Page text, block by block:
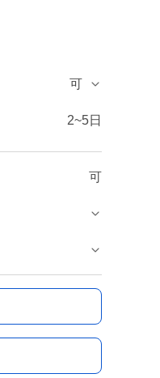
可
2~5日
可